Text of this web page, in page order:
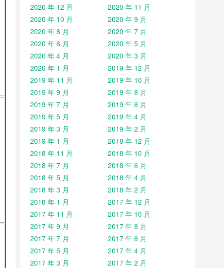
2020 年 12 月
2020 年 11 月
2020 年 10 月
2020 年 9 月
2020 年 8 月
2020 年 7 月
2020 年 6 月
2020 年 5 月
2020 年 4 月
2020 年 3 月
2020 年 1 月
2019 年 12 月
2019 年 11 月
2019 年 10 月
2019 年 9 月
2019 年 8 月
2019 年 7 月
2019 年 6 月
2019 年 5 月
2019 年 4 月
2019 年 3 月
2019 年 2 月
2019 年 1 月
2018 年 12 月
2018 年 11 月
2018 年 10 月
2018 年 7 月
2018 年 6 月
2018 年 5 月
2018 年 4 月
2018 年 3 月
2018 年 2 月
2018 年 1 月
2017 年 12 月
2017 年 11 月
2017 年 10 月
2017 年 9 月
2017 年 8 月
2017 年 7 月
2017 年 6 月
2017 年 5 月
2017 年 4 月
2017 年 3 月
2017 年 2 月